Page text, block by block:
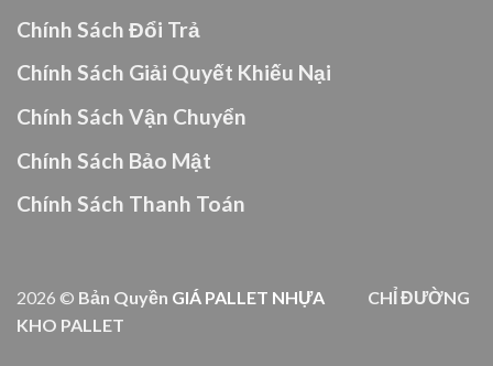
Chính Sách Đổi Trả
Chính Sách Giải Quyết Khiếu Nại
Chính Sách Vận Chuyển
Chính Sách Bảo Mật
Chính Sách Thanh Toán
2026 © Bản Quyền GIÁ PALLET NHỰA
CHỈ ĐƯỜNG
KHO PALLET